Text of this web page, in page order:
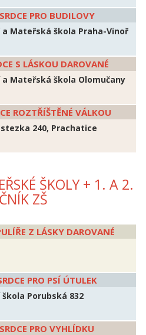
SRDCE PRO BUDILOVY
a Mateřská škola Praha-Vinoř
S LÁSKOU DAROVANÉ
a Mateřská škola Olomučany
ROZTŘÍŠTĚNÉ VÁLKOU
240, Prachatice
ŠKOLY + 1. A 2.
ZŠ
Z LÁSKY DAROVANÉ
PRO PSÍ ÚTULEK
Porubská 832
SRDCE PRO VYHLÍDKU